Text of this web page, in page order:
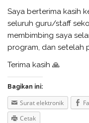
Saya berterima kasih
seluruh guru/staff
membimbing saya
program, dan setelah
Terima kasih 🙏
Bagikan ini:
Surat elektronik
Cetak